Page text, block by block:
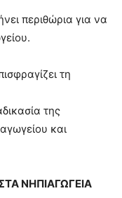
περιθώρια για να
τη
της
και
ΝΗΠΙΑΓΩΓΕΙΑ